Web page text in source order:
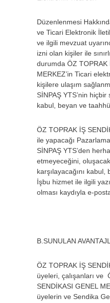
Düzenlenmesi
ve Ticari Elektronik
ve ilgili mevzuat
izni olan kişiler ile
durumda ÖZ TOPRAK
MERKEZ’in Ticari
kişilere ulaşım
SİNPAŞ YTS’nin hiçbir
kabul, beyan ve
ÖZ TOPRAK İŞ
ile yapacağı
SİNPAŞ YTS’den
etmeyeceğini,
karşılayacağını
İşbu hizmet ile ilgili
olması kaydıyla e-
B.SUNULAN
ÖZ TOPRAK İŞ
üyeleri, çalışanları ve
SENDİKASI GENEL
üyelerin ve Sendika